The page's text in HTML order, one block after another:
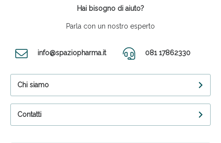
Hai bisogno di aiuto?
Parla con un nostro esperto
info@spaziopharma.it 081 17862330
Chi siamo
Contatti